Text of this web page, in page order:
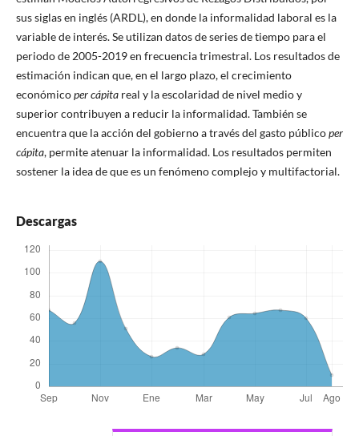
sus siglas en inglés (ARDL), en donde la informalidad laboral es la
variable de interés. Se utilizan datos de series de tiempo para el
periodo de 2005-2019 en frecuencia trimestral. Los resultados de
estimación indican que, en el largo plazo, el crecimiento
económicoper cápitareal y la escolaridad de nivel medio y
superior contribuyen a reducir la informalidad. También se
encuentra que la acción del gobierno a través del gasto públicoper
cápita, permite atenuar la informalidad. Los resultados permiten
sostener la idea de que es un fenómeno complejo y multifactorial.
Descargas